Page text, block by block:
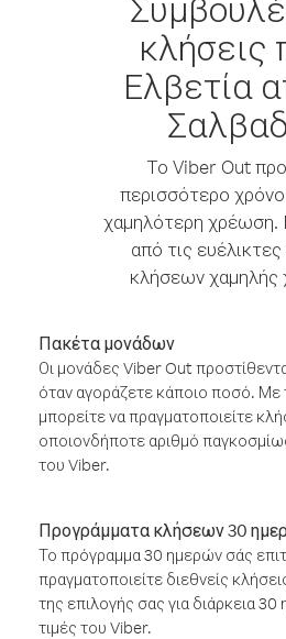
κλήσεις
Ελβετία
Το Viber Out
περισσότερο
χαμηλότερη χρέωση.
από τις
κλήσεων χαμηλής
Πακέτα μονάδων
Οι μονάδες Viber Out
όταν αγοράζετε κάποιο ποσό. Με
μπορείτε να πραγματοποιείτε
οποιονδήποτε αριθμό
του Viber.
Προγράμματα κλήσεων 30
Το πρόγραμμα 30 ημερών σάς
πραγματοποιείτε διεθνείς
της επιλογής σας για διάρκεια
τιμές του Viber.